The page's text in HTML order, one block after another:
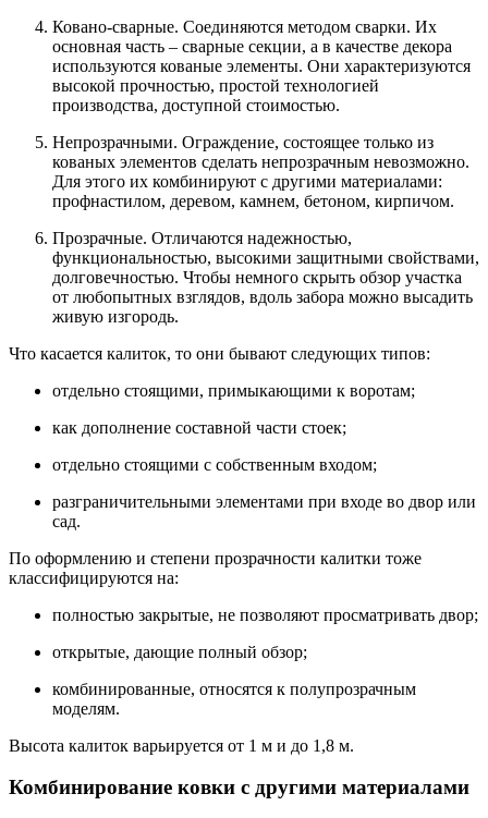
Ковано-сварные. Соединяются методом сварки. Их
основная часть – сварные секции, а в качестве декора
используются кованые элементы. Они характеризуются
высокой прочностью, простой технологией
производства, доступной стоимостью.
Непрозрачными. Ограждение, состоящее только из
кованых элементов сделать непрозрачным невозможно.
Для этого их комбинируют с другими материалами:
профнастилом, деревом, камнем, бетоном, кирпичом.
Прозрачные. Отличаются надежностью,
функциональностью, высокими защитными свойствами,
долговечностью. Чтобы немного скрыть обзор участка
от любопытных взглядов, вдоль забора можно высадить
живую изгородь.
Что касается калиток, то они бывают следующих типов:
отдельно стоящими, примыкающими к воротам;
как дополнение составной части стоек;
отдельно стоящими с собственным входом;
разграничительными элементами при входе во двор или
сад.
По оформлению и степени прозрачности калитки тоже
классифицируются на:
полностью закрытые, не позволяют просматривать двор;
открытые, дающие полный обзор;
комбинированные, относятся к полупрозрачным
моделям.
Высота калиток варьируется от 1 м и до 1,8 м.
Комбинирование ковки с другими материалами